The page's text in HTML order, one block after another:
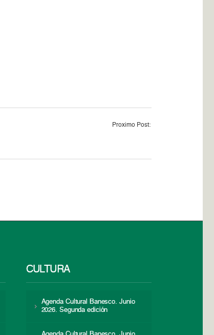
Proximo Post:
CULTURA
Agenda Cultural Banesco. Junio
2026. Segunda edición